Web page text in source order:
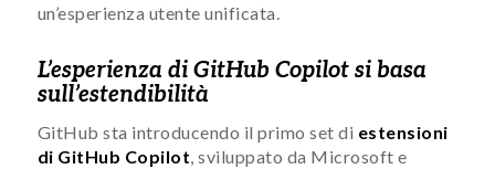
un’esperienza utente unificata.
L’esperienza di GitHub Copilot si basa
sull’estendibilità
GitHub sta introducendo il primo set di estensioni
di GitHub Copilot, sviluppato da Microsoft e